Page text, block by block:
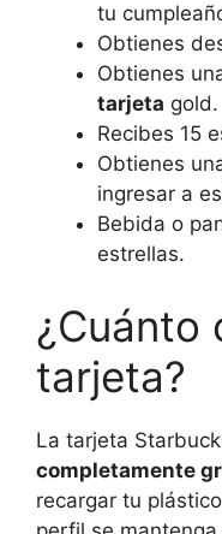
tu
Obtienes
Obtienes
tarjeta gold.
Recibes 15
Obtienes
ingresar a
Bebida o
estrellas.
¿Cuánto
tarjeta?
La tarjeta
completamente
recargar tu